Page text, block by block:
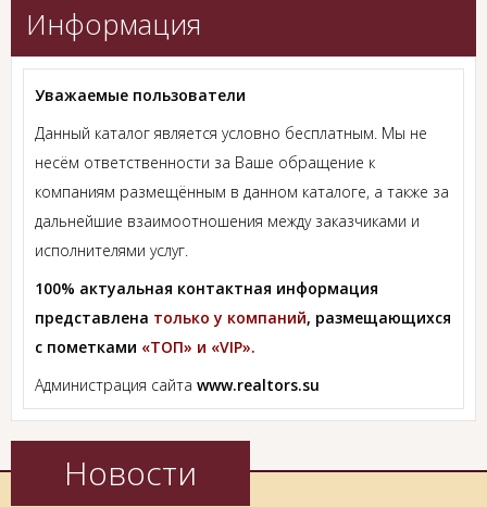
Информация
Уважаемые пользователи
Данный каталог является условно бесплатным. Мы не
несём ответственности за Ваше обращение к
компаниям размещённым в данном каталоге, а также за
дальнейшие взаимоотношения между заказчиками и
исполнителями услуг.
100% актуальная контактная информация
представлена только у компаний, размещающихся
с пометками «ТОП» и «VIP».
Администрация сайта www.realtors.su
Новости